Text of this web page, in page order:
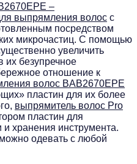
–
выпрямления волос с
посредством
микрочастиц. С помощью
увеличить
их безупречное
отношение к
волос BAB2670EPE
пластин для их более
выпрямитель волос Pro
пластин для
и хранения инструмента.
одевать с любой